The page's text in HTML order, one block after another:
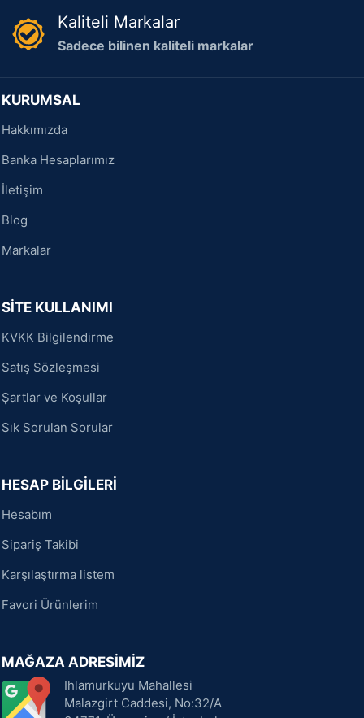
Kaliteli Markalar
Sadece bilinen kaliteli markalar
KURUMSAL
Hakkımızda
Banka Hesaplarımız
İletişim
Blog
Markalar
SİTE KULLANIMI
KVKK Bilgilendirme
Satış Sözleşmesi
Şartlar ve Koşullar
Sık Sorulan Sorular
HESAP BİLGİLERİ
Hesabım
Sipariş Takibi
Karşılaştırma listem
Favori Ürünlerim
MAĞAZA ADRESİMİZ
Ihlamurkuyu Mahallesi
Malazgirt Caddesi, No:32/A